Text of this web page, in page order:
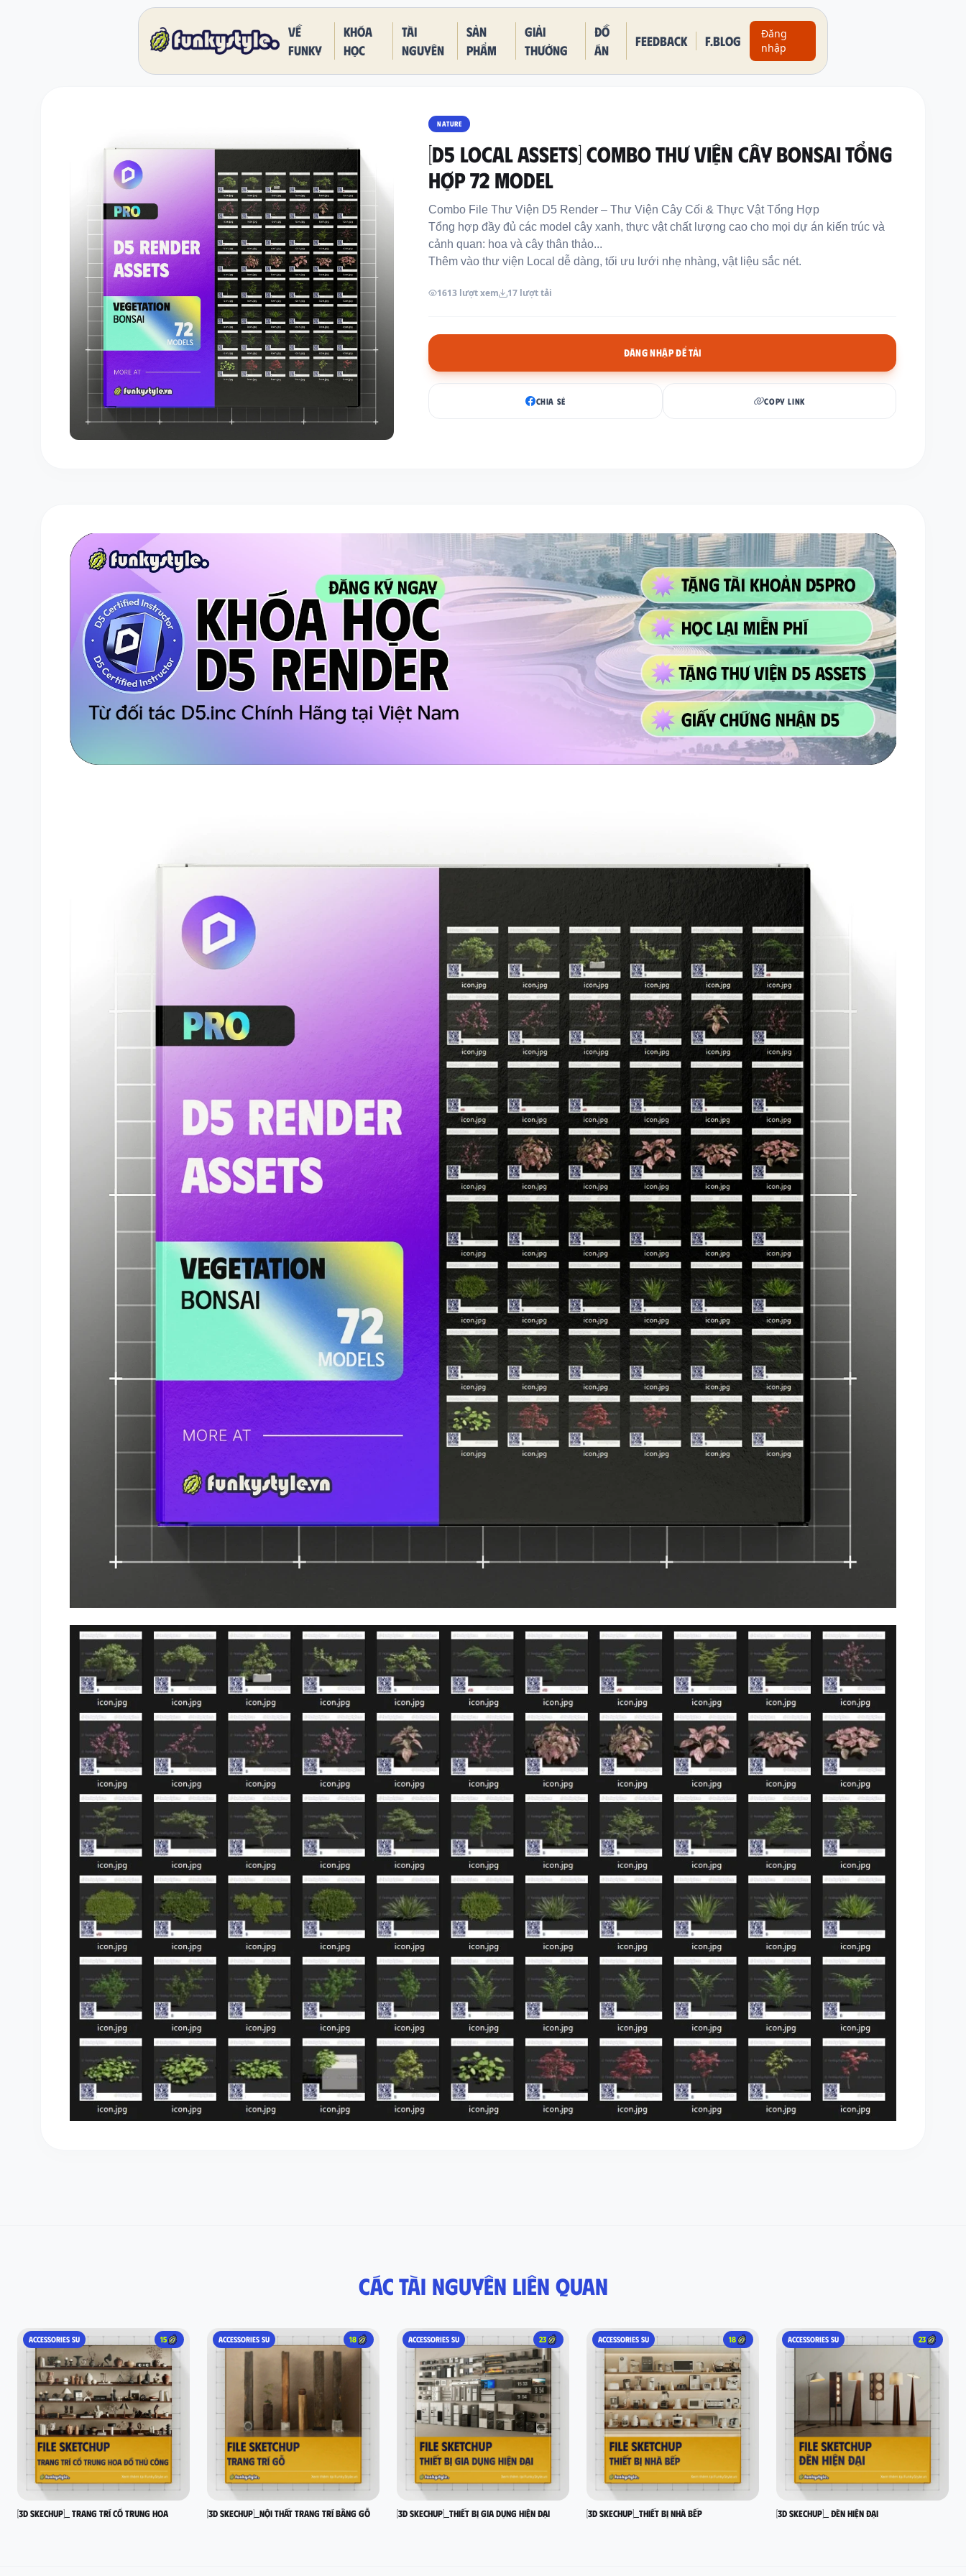
Về
funky
Khóa
học
Tài
nguyên
Sản
phẩm
Giải
thưởng
Đồ
án
Feedback F.BLOG
Đăng
nhập
NATURE
[D5 LOCAL ASSETS] COMBO THƯ VIỆN CÂY BONSAI TỔNG
HỢP 72 MODEL
Combo File Thư Viện D5 Render – Thư Viện Cây Cối & Thực Vật Tổng Hợp
Tổng hợp đầy đủ các model cây xanh, thực vật chất lượng cao cho mọi dự án kiến trúc và
cảnh quan: hoa và cây thân thảo...
Thêm vào thư viện Local dễ dàng, tối ưu lưới nhẹ nhàng, vật liệu sắc nét.
1613 lượt xem 17 lượt tải
ĐĂNG NHẬP ĐỂ TẢI
CHIA SẺ COPY LINK
Các tài nguyên liên quan
ACCESSORIES SU 15
[3D SKECHUP]_ Trang trí cổ Trung Hoa
ACCESSORIES SU 18
[3D SKECHUP]_Nội thất trang trí bằng gỗ
ACCESSORIES SU 23
[3D SKECHUP]_Thiết bị gia dụng hiện đại
ACCESSORIES SU 18
[3D SKECHUP]_Thiết bị nhà bếp
ACCESSORIES SU 23
[3D SKECHUP]_ Đèn hiện đại